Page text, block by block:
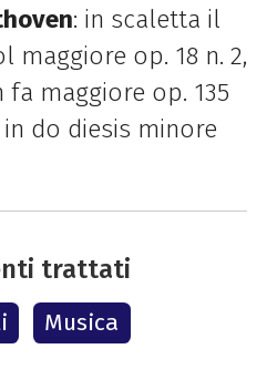
: in scaletta il
maggiore op. 18 n. 2,
maggiore op. 135
do diesis minore
trattati
Musica